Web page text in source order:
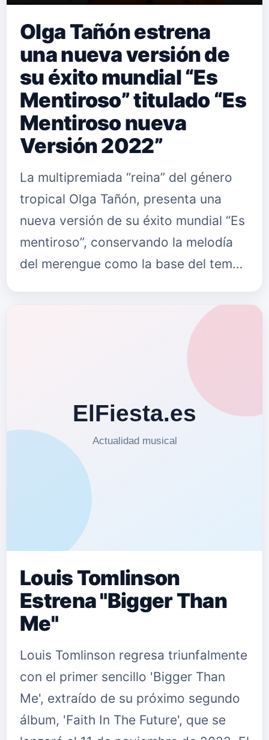
Olga Tañón estrena
una nueva versión de
su éxito mundial “Es
Mentiroso” titulado “Es
Mentiroso nueva
Versión 2022”
La multipremiada “reina” del género
tropical Olga Tañón, presenta una
nueva versión de su éxito mundial “Es
mentiroso”, conservando la melodía
del merengue como la base del tema,
modernos y un coro “jocoso” q…
Louis Tomlinson
Estrena "Bigger Than
Me"
Louis Tomlinson regresa triunfalmente
con el primer sencillo 'Bigger Than
Me', extraído de su próximo segundo
álbum, 'Faith In The Future', que se